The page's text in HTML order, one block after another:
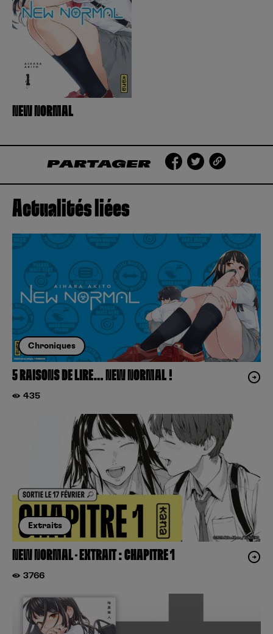
NEW NORMAL
PARTAGER
Actualités liées
Chroniques
5 RAISONS DE LIRE… NEW NORMAL !
435
Extraits
NEW NORMAL – EXTRAIT : CHAPITRE 1
3766
Se connecter
Hunter x Hunter
Fire Force
Black Butler